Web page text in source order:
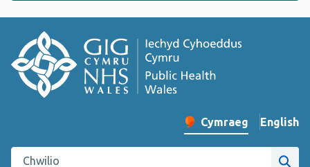
Newid iaith y wefan
Cymraeg English
–
Chwilio gwefan Iechyd Cyhoeddus Cymru